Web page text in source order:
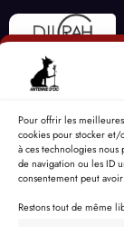
Pour offrir les
cookies pour stocker et/
à ces technologies
de navigation ou les ID
consentement peut
Restons tout de même